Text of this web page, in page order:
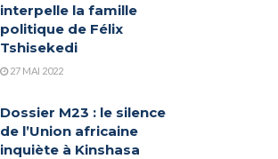
interpelle la famille
politique de Félix
Tshisekedi
27 MAI 2022
Dossier M23 : le silence
de l’Union africaine
inquiète à Kinshasa